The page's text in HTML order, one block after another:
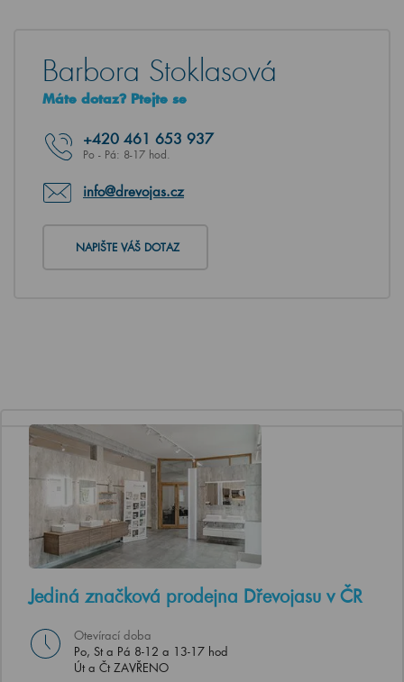
Barbora Stoklasová
Máte dotaz? Ptejte se
+420 461 653 937
Po - Pá: 8-17 hod.
info@drevojas.cz
NAPIŠTE VÁŠ DOTAZ
Jediná značková prodejna Dřevojasu v ČR
Otevírací doba
Po, St a Pá 8-12 a 13-17 hod
Út a Čt ZAVŘENO